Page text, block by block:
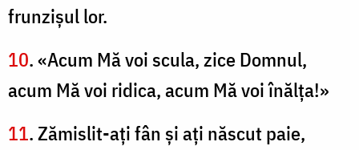
frunzişul lor.
10. «Acum Mă voi scula, zice Domnul,
acum Mă voi ridica, acum Mă voi înălţa!»
11. Zămislit-aţi fân şi aţi născut paie,